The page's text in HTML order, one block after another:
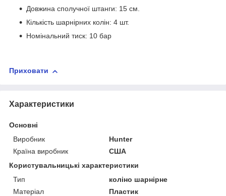
Довжина сполучної штанги: 15 см.
Кількість шарнірних колін: 4 шт.
Номінальний тиск: 10 бар
Приховати
Характеристики
Основні
Виробник
Hunter
Країна виробник
США
Користувальницькі характеристики
Тип
коліно шарнірне
Матеріал
Пластик